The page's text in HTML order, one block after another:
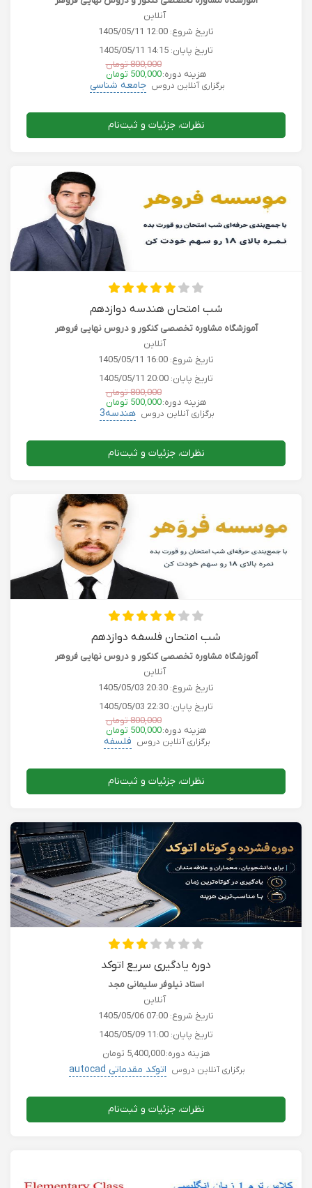
آنلاین
تاریخ شروع: 1405/05/11 12:00
تاریخ پایان: 1405/05/11 14:15
هزینه دوره:
800,000 تومان
500,000 تومان
برگزاری آنلاین دروس جامعه شناسی
نظرات، جزئیات و ثبت‌نام
شب امتحان هندسه دوازدهم
آموزشگاه مشاوره تخصصی کنکور و دروس نهایی فروهر
آنلاین
تاریخ شروع: 1405/05/11 16:00
تاریخ پایان: 1405/05/11 20:00
هزینه دوره:
800,000 تومان
500,000 تومان
برگزاری آنلاین دروس هندسه3
نظرات، جزئیات و ثبت‌نام
شب امتحان فلسفه دوازدهم
آموزشگاه مشاوره تخصصی کنکور و دروس نهایی فروهر
آنلاین
تاریخ شروع: 1405/05/03 20:30
تاریخ پایان: 1405/05/03 22:30
هزینه دوره:
800,000 تومان
500,000 تومان
برگزاری آنلاین دروس فلسفه
نظرات، جزئیات و ثبت‌نام
دوره یادگیری سریع اتوکد
استاد نیلوفر سلیمانی مجد
آنلاین
تاریخ شروع: 1405/05/06 07:00
تاریخ پایان: 1405/05/09 11:00
هزینه دوره:5,400,000 تومان
برگزاری آنلاین دروس اتوکد مقدماتی autocad
نظرات، جزئیات و ثبت‌نام